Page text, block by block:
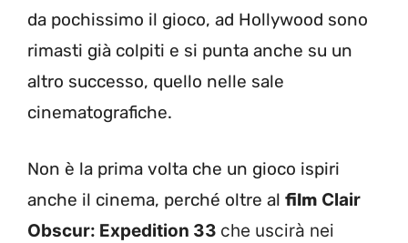
da pochissimo il gioco, ad Hollywood sono
rimasti già colpiti e si punta anche su un
altro successo, quello nelle sale
cinematografiche.
Non è la prima volta che un gioco ispiri
anche il cinema, perché oltre al film Clair
Obscur: Expedition 33 che uscirà nei